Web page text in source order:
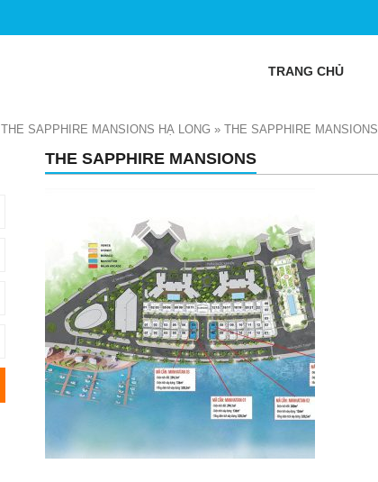
TRANG CHỦ
THE SAPPHIRE MANSIONS HẠ LONG » THE SAPPHIRE MANSIONS
THE SAPPHIRE MANSIONS